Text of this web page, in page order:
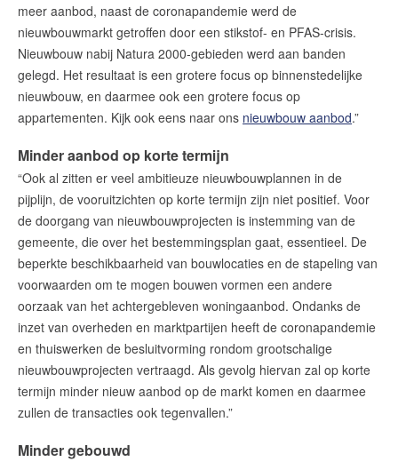
meer aanbod, naast de coronapandemie werd de
nieuwbouwmarkt getroffen door een stikstof- en PFAS-crisis.
Nieuwbouw nabij Natura 2000-gebieden werd aan banden
gelegd. Het resultaat is een grotere focus op binnenstedelijke
nieuwbouw, en daarmee ook een grotere focus op
appartementen. Kijk ook eens naar ons nieuwbouw aanbod.”
Minder aanbod op korte termijn
“Ook al zitten er veel ambitieuze nieuwbouwplannen in de
pijplijn, de vooruitzichten op korte termijn zijn niet positief. Voor
de doorgang van nieuwbouwprojecten is instemming van de
gemeente, die over het bestemmingsplan gaat, essentieel. De
beperkte beschikbaarheid van bouwlocaties en de stapeling van
voorwaarden om te mogen bouwen vormen een andere
oorzaak van het achtergebleven woningaanbod. Ondanks de
inzet van overheden en marktpartijen heeft de coronapandemie
en thuiswerken de besluitvorming rondom grootschalige
nieuwbouwprojecten vertraagd. Als gevolg hiervan zal op korte
termijn minder nieuw aanbod op de markt komen en daarmee
zullen de transacties ook tegenvallen.”
Minder gebouwd